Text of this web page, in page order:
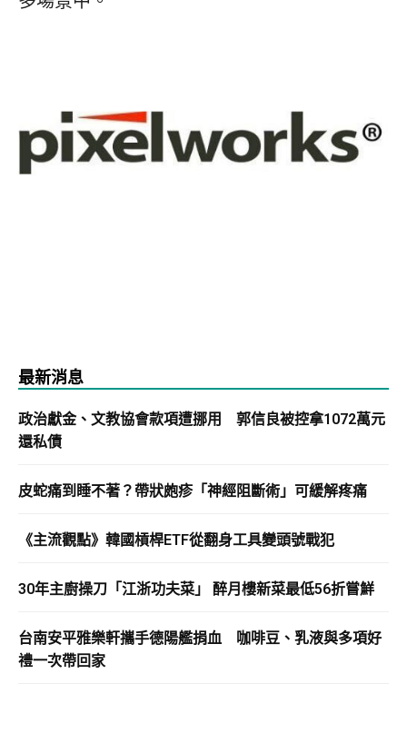
最新消息
政治獻金、文教協會款項遭挪用 郭信良被控拿1072萬元
還私債
皮蛇痛到睡不著？帶狀皰疹「神經阻斷術」可緩解疼痛
《主流觀點》韓國槓桿ETF從翻身工具變頭號戰犯
30年主廚操刀「江浙功夫菜」 醉月樓新菜最低56折嘗鮮
台南安平雅樂軒攜手德陽艦捐血 咖啡豆、乳液與多項好
禮一次帶回家